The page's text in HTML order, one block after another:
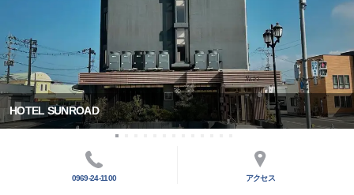
HOTEL SUNROAD
0969-24-1100 アクセス